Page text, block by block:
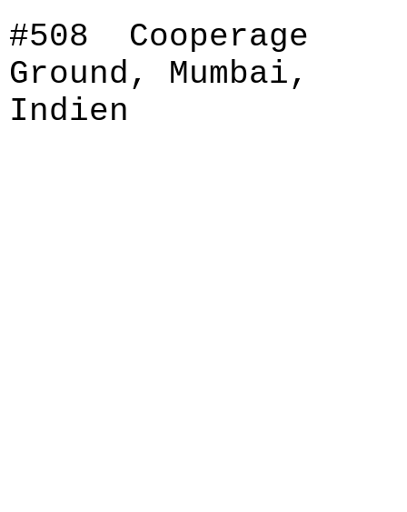
#508 Cooperage
Ground, Mumbai,
Indien